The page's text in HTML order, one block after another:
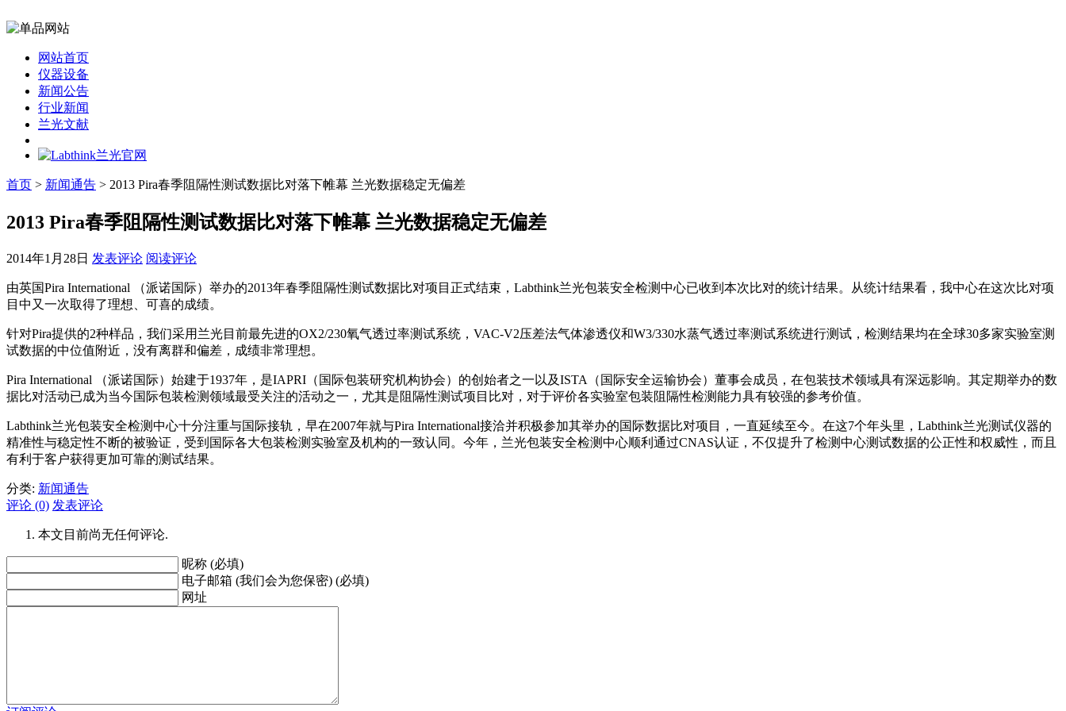
网站首页
仪器设备
新闻公告
行业新闻
兰光文献
首页 > 新闻通告 > 2013 Pira春季阻隔性测试数据比对落下帷幕 兰光数据稳定无偏差
2013 Pira春季阻隔性测试数据比对落下帷幕 兰光数据稳定无偏差
2014年1月28日 发表评论 阅读评论
由英国Pira International （派诺国际）举办的2013年春季阻隔性测试数据比对项目正式结束，Labthink兰光包装安全检测中心已收到本次比对的统计结果。从统计结果看，我中心在这次比对项
目中又一次取得了理想、可喜的成绩。
针对Pira提供的2种样品，我们采用兰光目前最先进的OX2/230氧气透过率测试系统，VAC-V2压差法气体渗透仪和W3/330水蒸气透过率测试系统进行测试，检测结果均在全球30多家实验室测
试数据的中位值附近，没有离群和偏差，成绩非常理想。
Pira International （派诺国际）始建于1937年，是IAPRI（国际包装研究机构协会）的创始者之一以及ISTA（国际安全运输协会）董事会成员，在包装技术领域具有深远影响。其定期举办的数
据比对活动已成为当今国际包装检测领域最受关注的活动之一，尤其是阻隔性测试项目比对，对于评价各实验室包装阻隔性检测能力具有较强的参考价值。
Labthink兰光包装安全检测中心十分注重与国际接轨，早在2007年就与Pira International接洽并积极参加其举办的国际数据比对项目，一直延续至今。在这7个年头里，Labthink兰光测试仪器的
精准性与稳定性不断的被验证，受到国际各大包装检测实验室及机构的一致认同。今年，兰光包装安全检测中心顺利通过CNAS认证，不仅提升了检测中心测试数据的公正性和权威性，而且
有利于客户获得更加可靠的测试结果。
分类: 新闻通告
评论 (0) 发表评论
本文目前尚无任何评论.
昵称 (必填)
电子邮箱 (我们会为您保密) (必填)
网址